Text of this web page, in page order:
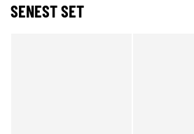
SENEST SET